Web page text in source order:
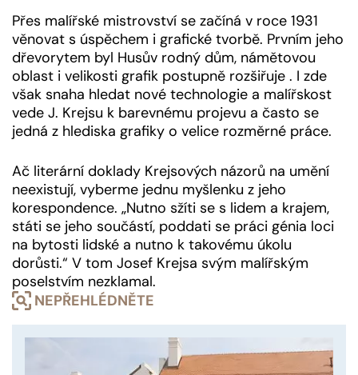
Přes malířské mistrovství se začíná v roce 1931
věnovat s úspěchem i grafické tvorbě. Prvním jeho
dřevorytem byl Husův rodný dům, námětovou
oblast i velikosti grafik postupně rozšiřuje . I zde
však snaha hledat nové technologie a malířskost
vede J. Krejsu k barevnému projevu a často se
jedná z hlediska grafiky o velice rozměrné práce.
Ač literární doklady Krejsových názorů na umění
neexistují, vyberme jednu myšlenku z jeho
korespondence. „Nutno sžíti se s lidem a krajem,
státi se jeho součástí, poddati se práci génia loci
na bytosti lidské a nutno k takovému úkolu
dorůsti.“ V tom Josef Krejsa svým malířským
poselstvím nezklamal.
NEPŘEHLÉDNĚTE